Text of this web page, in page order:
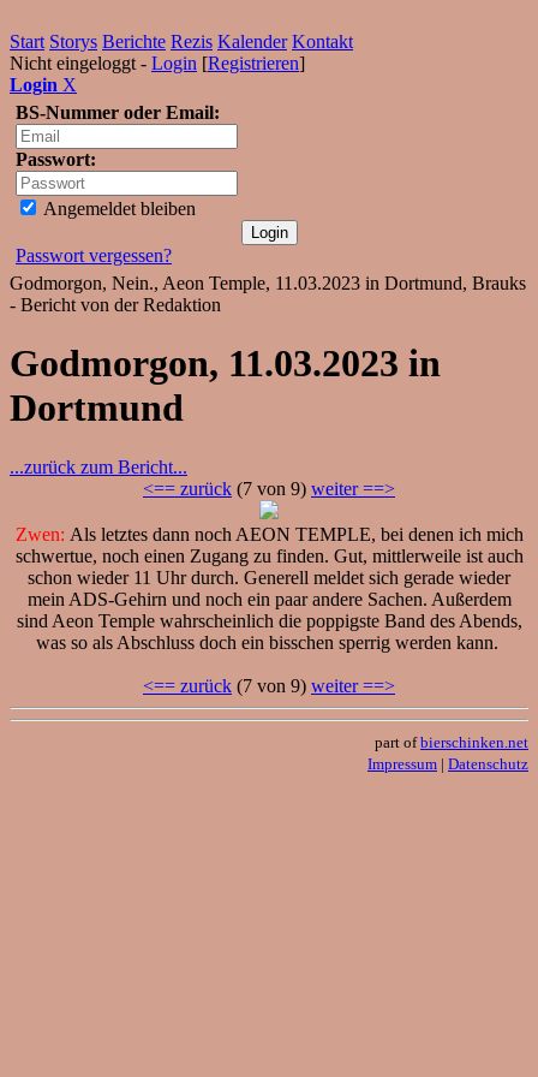
Start Storys Berichte Rezis Kalender Kontakt
Nicht eingeloggt - Login [Registrieren]
Login X
BS-Nummer oder Email:
Passwort:
Angemeldet bleiben
Passwort vergessen?
Godmorgon, Nein., Aeon Temple, 11.03.2023 in Dortmund, Brauks
- Bericht von der Redaktion
Godmorgon, 11.03.2023 in
Dortmund
...zurück zum Bericht...
<== zurück (7 von 9) weiter ==>
Zwen: Als letztes dann noch AEON TEMPLE, bei denen ich mich
schwertue, noch einen Zugang zu finden. Gut, mittlerweile ist auch
schon wieder 11 Uhr durch. Generell meldet sich gerade wieder
mein ADS-Gehirn und noch ein paar andere Sachen. Außerdem
sind Aeon Temple wahrscheinlich die poppigste Band des Abends,
was so als Abschluss doch ein bisschen sperrig werden kann.
<== zurück (7 von 9) weiter ==>
part ofbierschinken.net
Impressum | Datenschutz